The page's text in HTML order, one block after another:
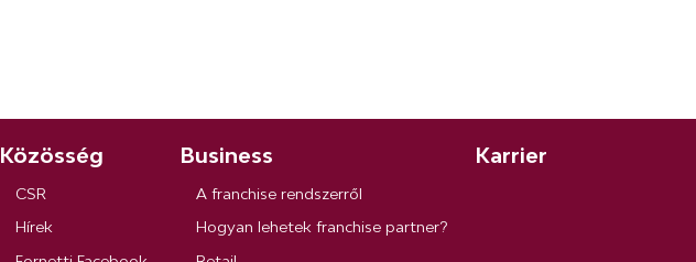
Közösség
CSR
Hírek
Business
A franchise rendszerről
Hogyan lehetek franchise partner?
Karrier